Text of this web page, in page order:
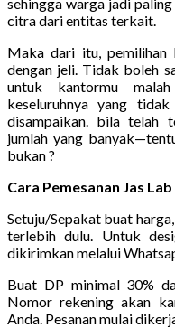
citra dari entitas terkait.
Maka dari itu, pemilihan
dengan jeli. Tidak boleh
untuk kantormu
keseluruhnya yang
disampaikan. bila telah
jumlah yang
bukan ?
Cara Pemesanan Jas Lab
Setuju/Sepakat buat
terlebih dulu. Untuk
dikirimkan melalui
Buat DP minimal 30%
Nomor rekening akan
Anda. Pesanan mulai